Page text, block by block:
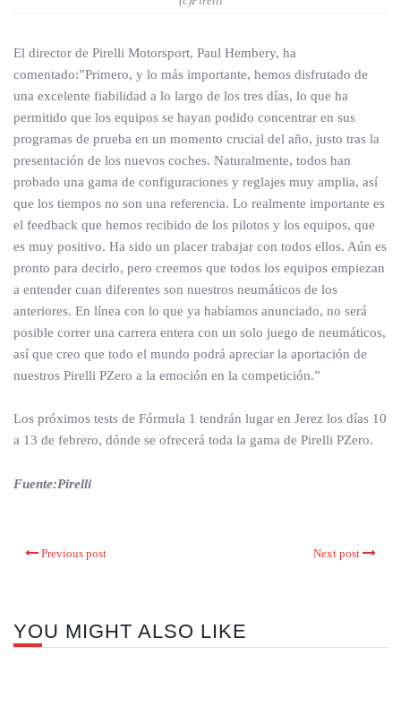
El director de Pirelli Motorsport, Paul Hembery, ha
comentado:”Primero, y lo más importante, hemos disfrutado de
una excelente fiabilidad a lo largo de los tres días, lo que ha
permitido que los equipos se hayan podido concentrar en sus
programas de prueba en un momento crucial del año, justo tras la
presentación de los nuevos coches. Naturalmente, todos han
probado una gama de configuraciones y reglajes muy amplia, así
que los tiempos no son una referencia. Lo realmente importante es
el feedback que hemos recibido de los pilotos y los equipos, que
es muy positivo. Ha sido un placer trabajar con todos ellos. Aún es
pronto para decirlo, pero creemos que todos los equipos empiezan
a entender cuan diferentes son nuestros neumáticos de los
anteriores. En línea con lo que ya habíamos anunciado, no será
posible correr una carrera entera con un solo juego de neumáticos,
así que creo que todo el mundo podrá apreciar la aportación de
nuestros Pirelli PZero a la emoción en la competición.”
Los próximos tests de Fórmula 1 tendrán lugar en Jerez los días 10
a 13 de febrero, dónde se ofrecerá toda la gama de Pirelli PZero.
Fuente:Pirelli
Previous post Next post
YOU MIGHT ALSO LIKE